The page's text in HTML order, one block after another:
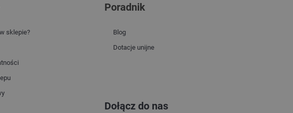
sklepie?
Poradnik
Blog
Dotacje unijne
Dołącz do nas